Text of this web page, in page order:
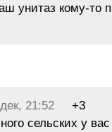
унитаз кому-то
21:52
+3
сельских у